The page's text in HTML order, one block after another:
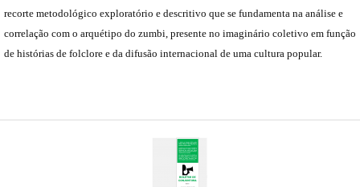
recorte metodológico exploratório e descritivo que se fundamenta na análise e
correlação com o arquétipo do zumbi, presente no imaginário coletivo em função
de histórias de folclore e da difusão internacional de uma cultura popular.